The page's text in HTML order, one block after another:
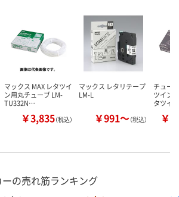
マックス MAX レタツイ
ン用丸チューブ LM-
TU332N…
￥3,835（税込）
マックス レタリテープ
LM-L
￥991～（税込）
チュー
ツイン
タツイ
￥
の売れ筋ランキング